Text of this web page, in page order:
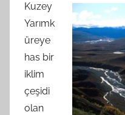
Kuzey
Yarımk
üreye
has bir
iklim
çeşidi
olan